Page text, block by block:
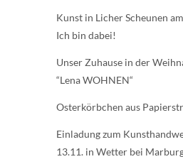
Kunst in Licher Scheunen
Ich bin dabei!
Unser Zuhause in der
“Lena WOHNEN“
Osterkörbchen aus
Einladung zum
13.11. in Wetter bei